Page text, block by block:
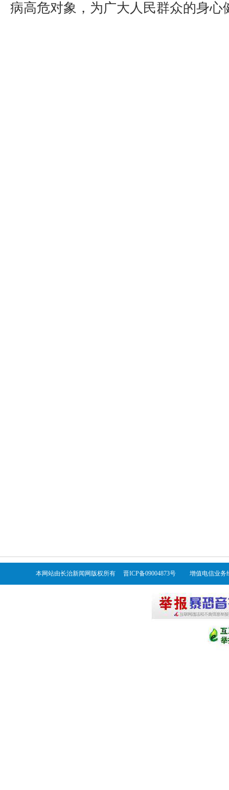
病高危对象，为广大人民群众的身
本网站由长治新闻网版权所有 晋ICP备09004873号 增值电信业务